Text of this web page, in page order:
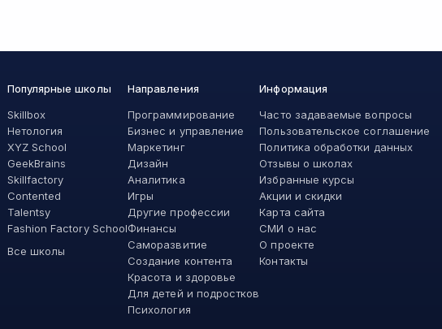
Популярные школы
Все школы
Skillbox
Нетология
XYZ School
GeekBrains
Skillfactory
Contented
Talentsy
Fashion Factory School
Направления
Программирование
Бизнес и управление
Маркетинг
Дизайн
Аналитика
Игры
Другие профессии
Финансы
Саморазвитие
Создание контента
Красота и здоровье
Для детей и подростков
Психология
Информация
Часто задаваемые вопросы
Пользовательское соглашение
Политика обработки данных
Отзывы о школах
Избранные курсы
Акции и скидки
Карта сайта
СМИ о нас
О проекте
Контакты